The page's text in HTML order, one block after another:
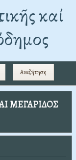
καί
Αναζήτηση
ΜΕΓΑΡΙΔΟΣ